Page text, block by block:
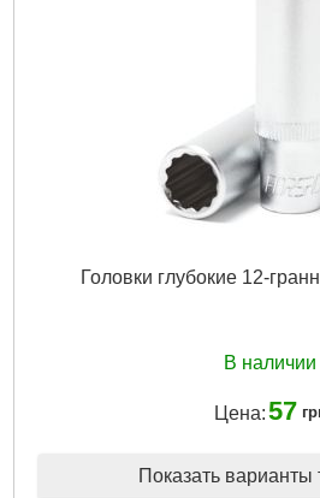
Головки глубокие 12-
В наличии
Цена:57
Показать варианты